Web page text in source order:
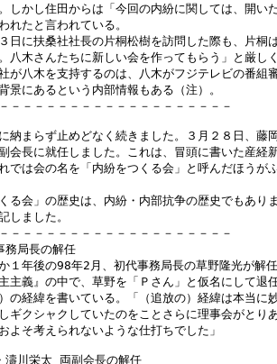
しかし住田からは「今回の内紛に関しては、開い
れたと言われている。
に扶桑社社長の片桐松樹を訪問した際も、片桐
八木さんたちに新しい会を作ってもらう」と厳し
八木を支持するのは、八木がフジテレビの番組
景にあるという内部情報もある（注）。
－－－－－－－－－－－－－－
まらず止めどなく続きました。３月２８日、藤
会長に就任しました。これは、冒頭に書いた産経
では会の名を「内紛をつくる会」と呼んだほうが
会」の歴史は、内紛・内部抗争の歴史でもあり
しました。
－－－－－－－－－－－－－－
務局長の解任
１年後の98年2月、初代事務局長の草野隆光が解
主義』の中で、草野を「Ｐさん」と仮名にして退
の経緯を書いている。「（追放の）経緯は本当に
ギクシャクしていたのをことさらに理事会がとり
よそ考えられないような仕打ちでした」
濤川栄太 両副会長の解任